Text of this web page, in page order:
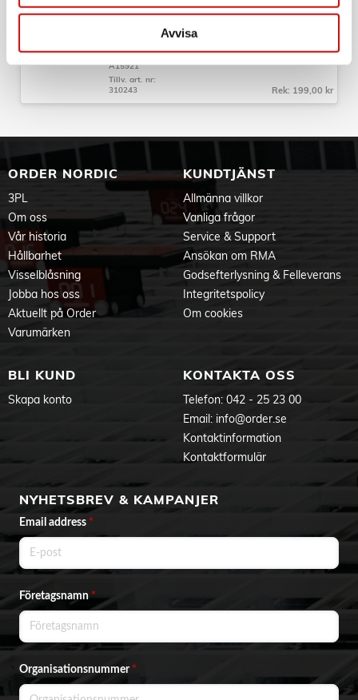
Avvisa
MAKU
Skalkniv Pakka wood 9 cm
Art nr:
A15921
Tillv. art. nr:
310243
Rek: 199,00 kr
ORDER NORDIC
3PL
Om oss
Vår historia
Hållbarhet
Visselblåsning
Jobba hos oss
Aktuellt på Order
Varumärken
KUNDTJÄNST
Allmänna villkor
Vanliga frågor
Service & Support
Ansökan om RMA
Godsefterlysning & Felleverans
Integritetspolicy
Om cookies
BLI KUND
Skapa konto
KONTAKTA OSS
Telefon: 042 - 25 23 00
Email: info@order.se
Kontaktinformation
Kontaktformulär
NYHETSBREV & KAMPANJER
Email address *
Företagsnamn*
Organisationsnummer *